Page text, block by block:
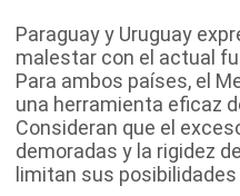
Paraguay y Uruguay
malestar con el actual
Para ambos países, el
una herramienta eficaz
Consideran que el
demoradas y la rigidez
limitan sus